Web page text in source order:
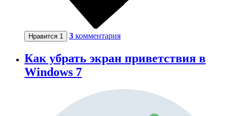
Нравится 1 3 комментария
Как убрать экран приветствия в
Windows 7